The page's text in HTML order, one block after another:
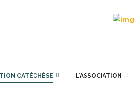
CATÉCHÈSE L’ASSOCIATION